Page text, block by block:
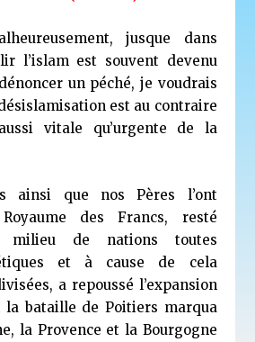
jusque dans
l’islam est souvent devenu
un péché, je voudrais
est au contraire
vitale qu’urgente de la
ainsi que nos Pères l’ont
des Francs, resté
milieu de nations toutes
et à cause de cela
a repoussé l’expansion
la bataille de Poitiers marqua
la Provence et la Bourgogne